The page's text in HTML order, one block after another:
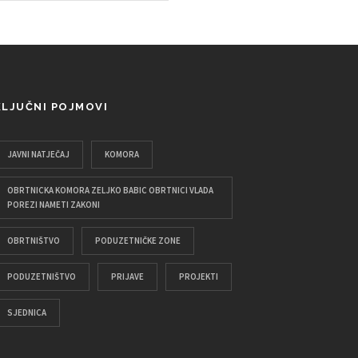
POJMOVI
JAVNI NATJEČAJ KOMORA
OBRTNICKA KOMORA ZELJKO BABIC OBRTNICI VLADA
POREZI NAMETI ZAKONI
OBRTNIŠTVO PODUZETNIČKE ZONE
PODUZETNIŠTVO PRIJAVE PROJEKTI
SJEDNICA